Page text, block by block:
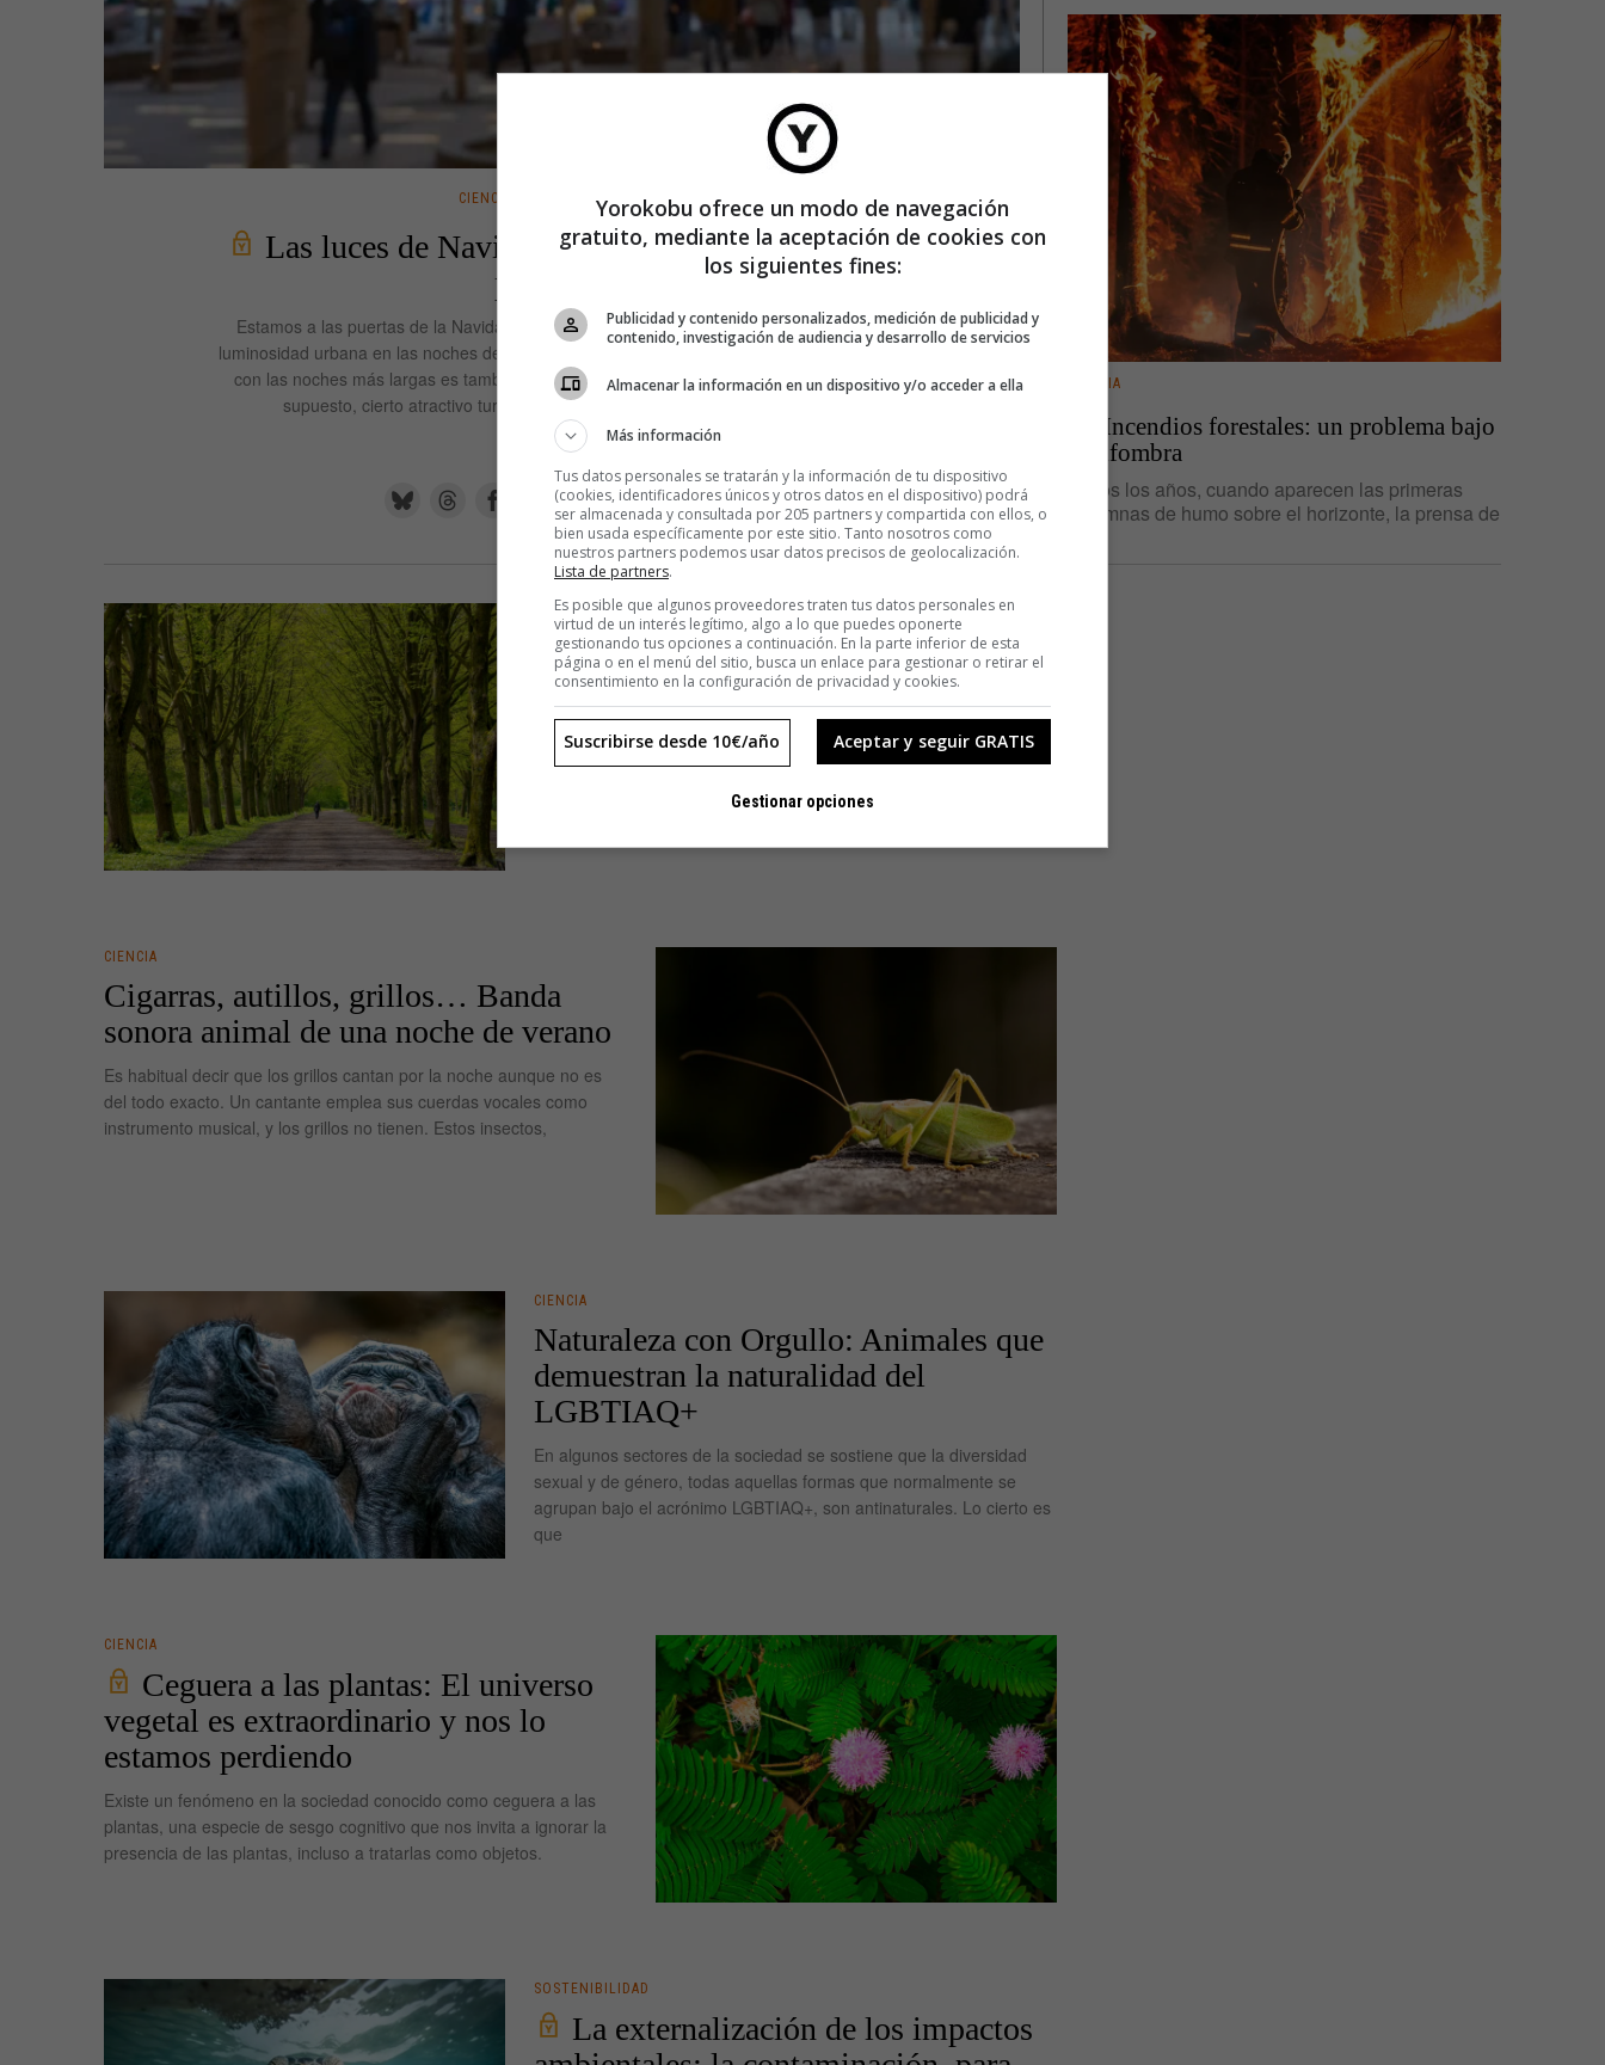
CIENCIA ÁLVARO BAYÓN
Las luces de Navidad podrían estar apagando la
primavera
Estamos a las puertas de la Navidad y las calles se llenan de luz y color. Tanto, que la
luminosidad urbana en las noches de diciembre aumenta entre un 20 y un 50 %. La época
con las noches más largas es también, irónicamente, la más iluminada. Esto tiene, por
supuesto, cierto atractivo turístico. Solo hay que observar a los orgullosos
LEER MÁS
CIENCIA
Incendios forestales: un problema bajo
la alfombra
Todos los años, cuando aparecen las primeras
columnas de humo sobre el horizonte, la prensa de
CIENCIA
Parques urbanos: oasis de frescor en la
isla de calor de las ciudades
El cambio climático no perdona. Ese futuro que muchos científicos
ya advertían hace décadas, y que ciertos sectores califican como
CIENCIA
Cigarras, autillos, grillos… Banda
sonora animal de una noche de verano
Es habitual decir que los grillos cantan por la noche aunque no es
del todo exacto. Un cantante emplea sus cuerdas vocales como
instrumento musical, y los grillos no tienen. Estos insectos,
CIENCIA
Naturaleza con Orgullo: Animales que
demuestran la naturalidad del
LGBTIAQ+
En algunos sectores de la sociedad se sostiene que la diversidad
sexual y de género, todas aquellas formas que normalmente se
agrupan bajo el acrónimo LGBTIAQ+, son antinaturales. Lo cierto es
que
CIENCIA
Ceguera a las plantas: El universo
vegetal es extraordinario y nos lo
estamos perdiendo
Existe un fenómeno en la sociedad conocido como ceguera a las
plantas, una especie de sesgo cognitivo que nos invita a ignorar la
presencia de las plantas, incluso a tratarlas como objetos.
SOSTENIBILIDAD
La externalización de los impactos
Yorokobu ofrece un modo de navegación
gratuito, mediante la aceptación de cookies con
los siguientes fines:
Publicidad y contenido personalizados, medición de publicidad y
contenido, investigación de audiencia y desarrollo de servicios
Almacenar la información en un dispositivo y/o acceder a ella
Más información
Tus datos personales se tratarán y la información de tu dispositivo
(cookies, identificadores únicos y otros datos en el dispositivo) podrá
ser almacenada y consultada por 205 partners y compartida con ellos, o
bien usada específicamente por este sitio. Tanto nosotros como
nuestros partners podemos usar datos precisos de geolocalización.
Lista de partners.
Es posible que algunos proveedores traten tus datos personales en
virtud de un interés legítimo, algo a lo que puedes oponerte
gestionando tus opciones a continuación. En la parte inferior de esta
página o en el menú del sitio, busca un enlace para gestionar o retirar el
consentimiento en la configuración de privacidad y cookies.
Aceptar y seguir GRATIS
Suscribirse desde 10€/año
Gestionar opciones